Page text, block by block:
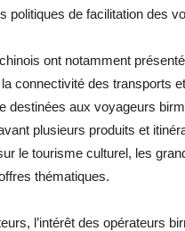
politiques de facilitation des
ont notamment
connectivité des transports
destinées aux voyageurs
plusieurs produits et
le tourisme culturel, les
thématiques.
l’intérêt des opérateurs